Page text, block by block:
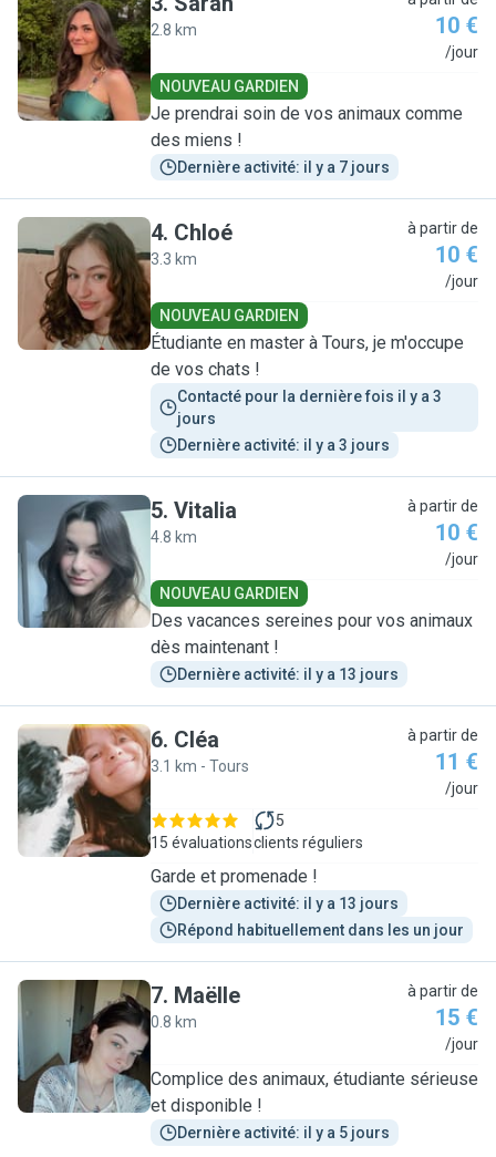
S
2.8 km 10 €
/jour
NOUVEAU GARDIEN
Je prendrai soin de vos animaux comme
des miens !
Dernière activité: il y a 7 jours
C
4. Chloé
3.3 km
à partir de
10 €
/jour
NOUVEAU GARDIEN
Étudiante en master à Tours, je m'occupe
de vos chats !
Contacté pour la dernière fois il y a 3
jours
Dernière activité: il y a 3 jours
V
5. Vitalia
4.8 km
à partir de
10 €
/jour
NOUVEAU GARDIEN
Des vacances sereines pour vos animaux
dès maintenant !
Dernière activité: il y a 13 jours
C
6. Cléa
3.1 km - Tours
à partir de
11 €
/jour
15 évaluations
5
clients réguliers
Garde et promenade !
Dernière activité: il y a 13 jours
Répond habituellement dans les un jour
M
7. Maëlle
0.8 km
à partir de
15 €
/jour
Complice des animaux, étudiante sérieuse
et disponible !
Dernière activité: il y a 5 jours